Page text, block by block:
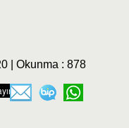
| Okunma : 878